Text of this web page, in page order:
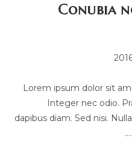
Conubia
Lorem ipsum dolor sit
Integer nec odio.
dapibus diam. Sed nisi.